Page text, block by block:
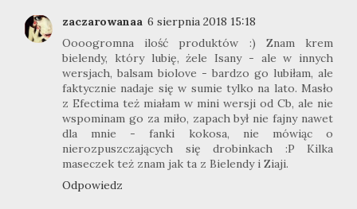
zaczarowanaa 6 sierpnia 2018 15:18
Oooogromna ilość produktów :) Znam krem
bielendy, który lubię, żele Isany - ale w innych
wersjach, balsam biolove - bardzo go lubiłam, ale
faktycznie nadaje się w sumie tylko na lato. Masło
z Efectima też miałam w mini wersji od Cb, ale nie
wspominam go za miło, zapach był nie fajny nawet
dla mnie - fanki kokosa, nie mówiąc o
nierozpuszczających się drobinkach :P Kilka
maseczek też znam jak ta z Bielendy i Ziaji.
Odpowiedz